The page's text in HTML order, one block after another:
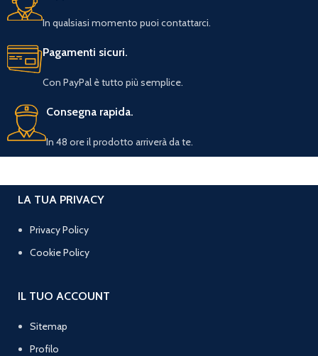
In qualsiasi momento puoi contattarci.
Pagamenti sicuri.
Con PayPal è tutto più semplice.
Consegna rapida.
In 48 ore il prodotto arriverà da te.
LA TUA PRIVACY
Privacy Policy
Cookie Policy
IL TUO ACCOUNT
Sitemap
Profilo